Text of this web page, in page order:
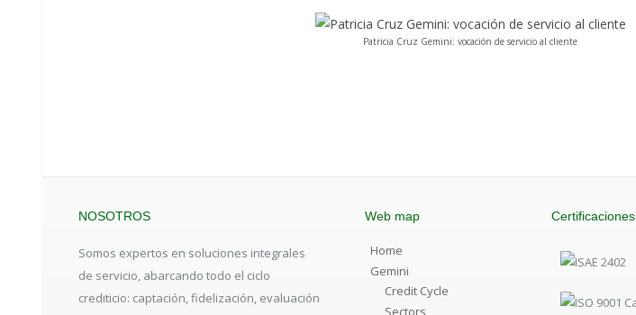
Patricia Cruz Gemini: vocación de servicio al cliente
NOSOTROS
Somos expertos en soluciones integrales
de servicio, abarcando todo el ciclo
crediticio: captación, fidelización, evaluación
Web map
Home
Gemini
Credit Cycle
Sectors
Certificaciones